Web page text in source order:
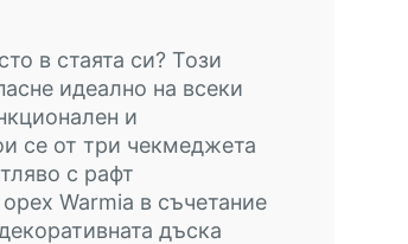
в стаята си? Този
идеално на всеки
и
се от три чекмеджета
с рафт
Warmia в съчетание
дъска